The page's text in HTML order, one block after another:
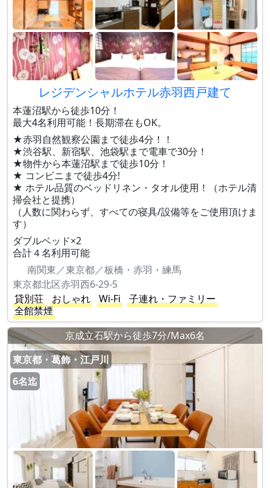
レジデンシャルホテル赤羽西戸建て
本蓮沼駅から徒歩10分！
最大4名利用可能！長期滞在もOK。
★赤羽自然観察公園まで徒歩4分！！
★渋谷駅、新宿駅、池袋駅まで電車で30分！
★物件から本蓮沼駅まで徒歩10分！
★ コンビニまで徒歩4分!
★ ホテル品質のベッドリネン・タオル使用！（ホテル清
掃会社と提携）
（人数に関わらず、すべての寝具/設備等をご使用頂けま
す）
ダブルベッド×2
合計４名利用可能
南関東／東京都／板橋・赤羽・練馬
東京都北区赤羽西6-29-5
貸別荘
おしゃれ Wi-Fi
子連れ・ファミリー
全館禁煙
京成立石駅から徒歩7分/Max6名
東京都・葛飾・江戸川
6名迄